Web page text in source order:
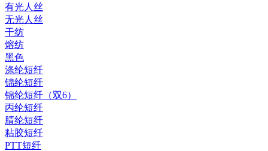
有光人丝
无光人丝
干纺
熔纺
黑色
涤纶短纤
锦纶短纤
锦纶短纤（双6）
丙纶短纤
腈纶短纤
粘胶短纤
PTT短纤